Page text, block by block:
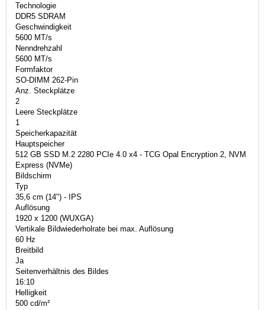
Technologie
DDR5 SDRAM
Geschwindigkeit
5600 MT/s
Nenndrehzahl
5600 MT/s
Formfaktor
SO-DIMM 262-Pin
Anz. Steckplätze
2
Leere Steckplätze
1
Speicherkapazität
Hauptspeicher
512 GB SSD M.2 2280 PCIe 4.0 x4 - TCG Opal Encryption 2, NVM
Express (NVMe)
Bildschirm
Typ
35,6 cm (14") - IPS
Auflösung
1920 x 1200 (WUXGA)
Vertikale Bildwiederholrate bei max. Auflösung
60 Hz
Breitbild
Ja
Seitenverhältnis des Bildes
16:10
Helligkeit
500 cd/m²